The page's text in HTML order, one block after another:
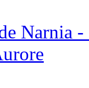
Narnia